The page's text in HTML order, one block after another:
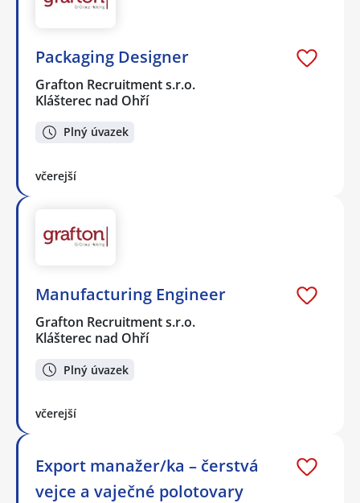
Packaging Designer
Grafton Recruitment s.r.o.
Klášterec nad Ohří
Plný úvazek
včerejší
Manufacturing Engineer
Grafton Recruitment s.r.o.
Klášterec nad Ohří
Plný úvazek
včerejší
Export manažer/ka – čerstvá
vejce a vaječné polotovary